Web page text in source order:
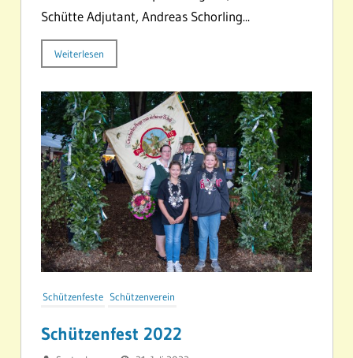
Schütte Adjutant, Andreas Schorling...
Weiterlesen
Schützenfeste Schützenverein
Schützenfest 2022